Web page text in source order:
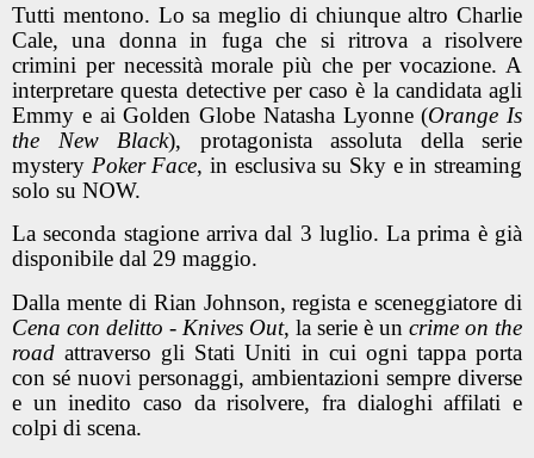
Tutti mentono. Lo sa meglio di chiunque altro Charlie
Cale, una donna in fuga che si ritrova a risolvere
crimini per necessità morale più che per vocazione. A
interpretare questa detective per caso è la candidata agli
Emmy e ai Golden Globe Natasha Lyonne(Orange Is
the New Black), protagonista assoluta della serie
mystery Poker Face, in esclusiva su Sky e in streaming
solo su NOW.
La seconda stagione arriva dal 3 luglio. La prima è già
disponibile dal 29 maggio.
Dalla mente di Rian Johnson, regista e sceneggiatore di
Cena con delitto - Knives Out, la serie è un crime on the
road attraverso gli Stati Uniti in cui ogni tappa porta
con sé nuovi personaggi, ambientazioni sempre diverse
e un inedito caso da risolvere, fra dialoghi affilati e
colpi di scena.